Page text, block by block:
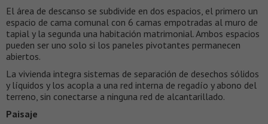
El área de descanso se subdivide en dos espacios, el primero un
espacio de cama comunal con 6 camas empotradas al muro de
tapial y la segunda una habitación matrimonial. Ambos espacios
pueden ser uno solo si los paneles pivotantes permanecen
abiertos.
La vivienda integra sistemas de separación de desechos sólidos
y líquidos y los acopla a una red interna de regadío y abono del
terreno, sin conectarse a ninguna red de alcantarillado.
Paisaje